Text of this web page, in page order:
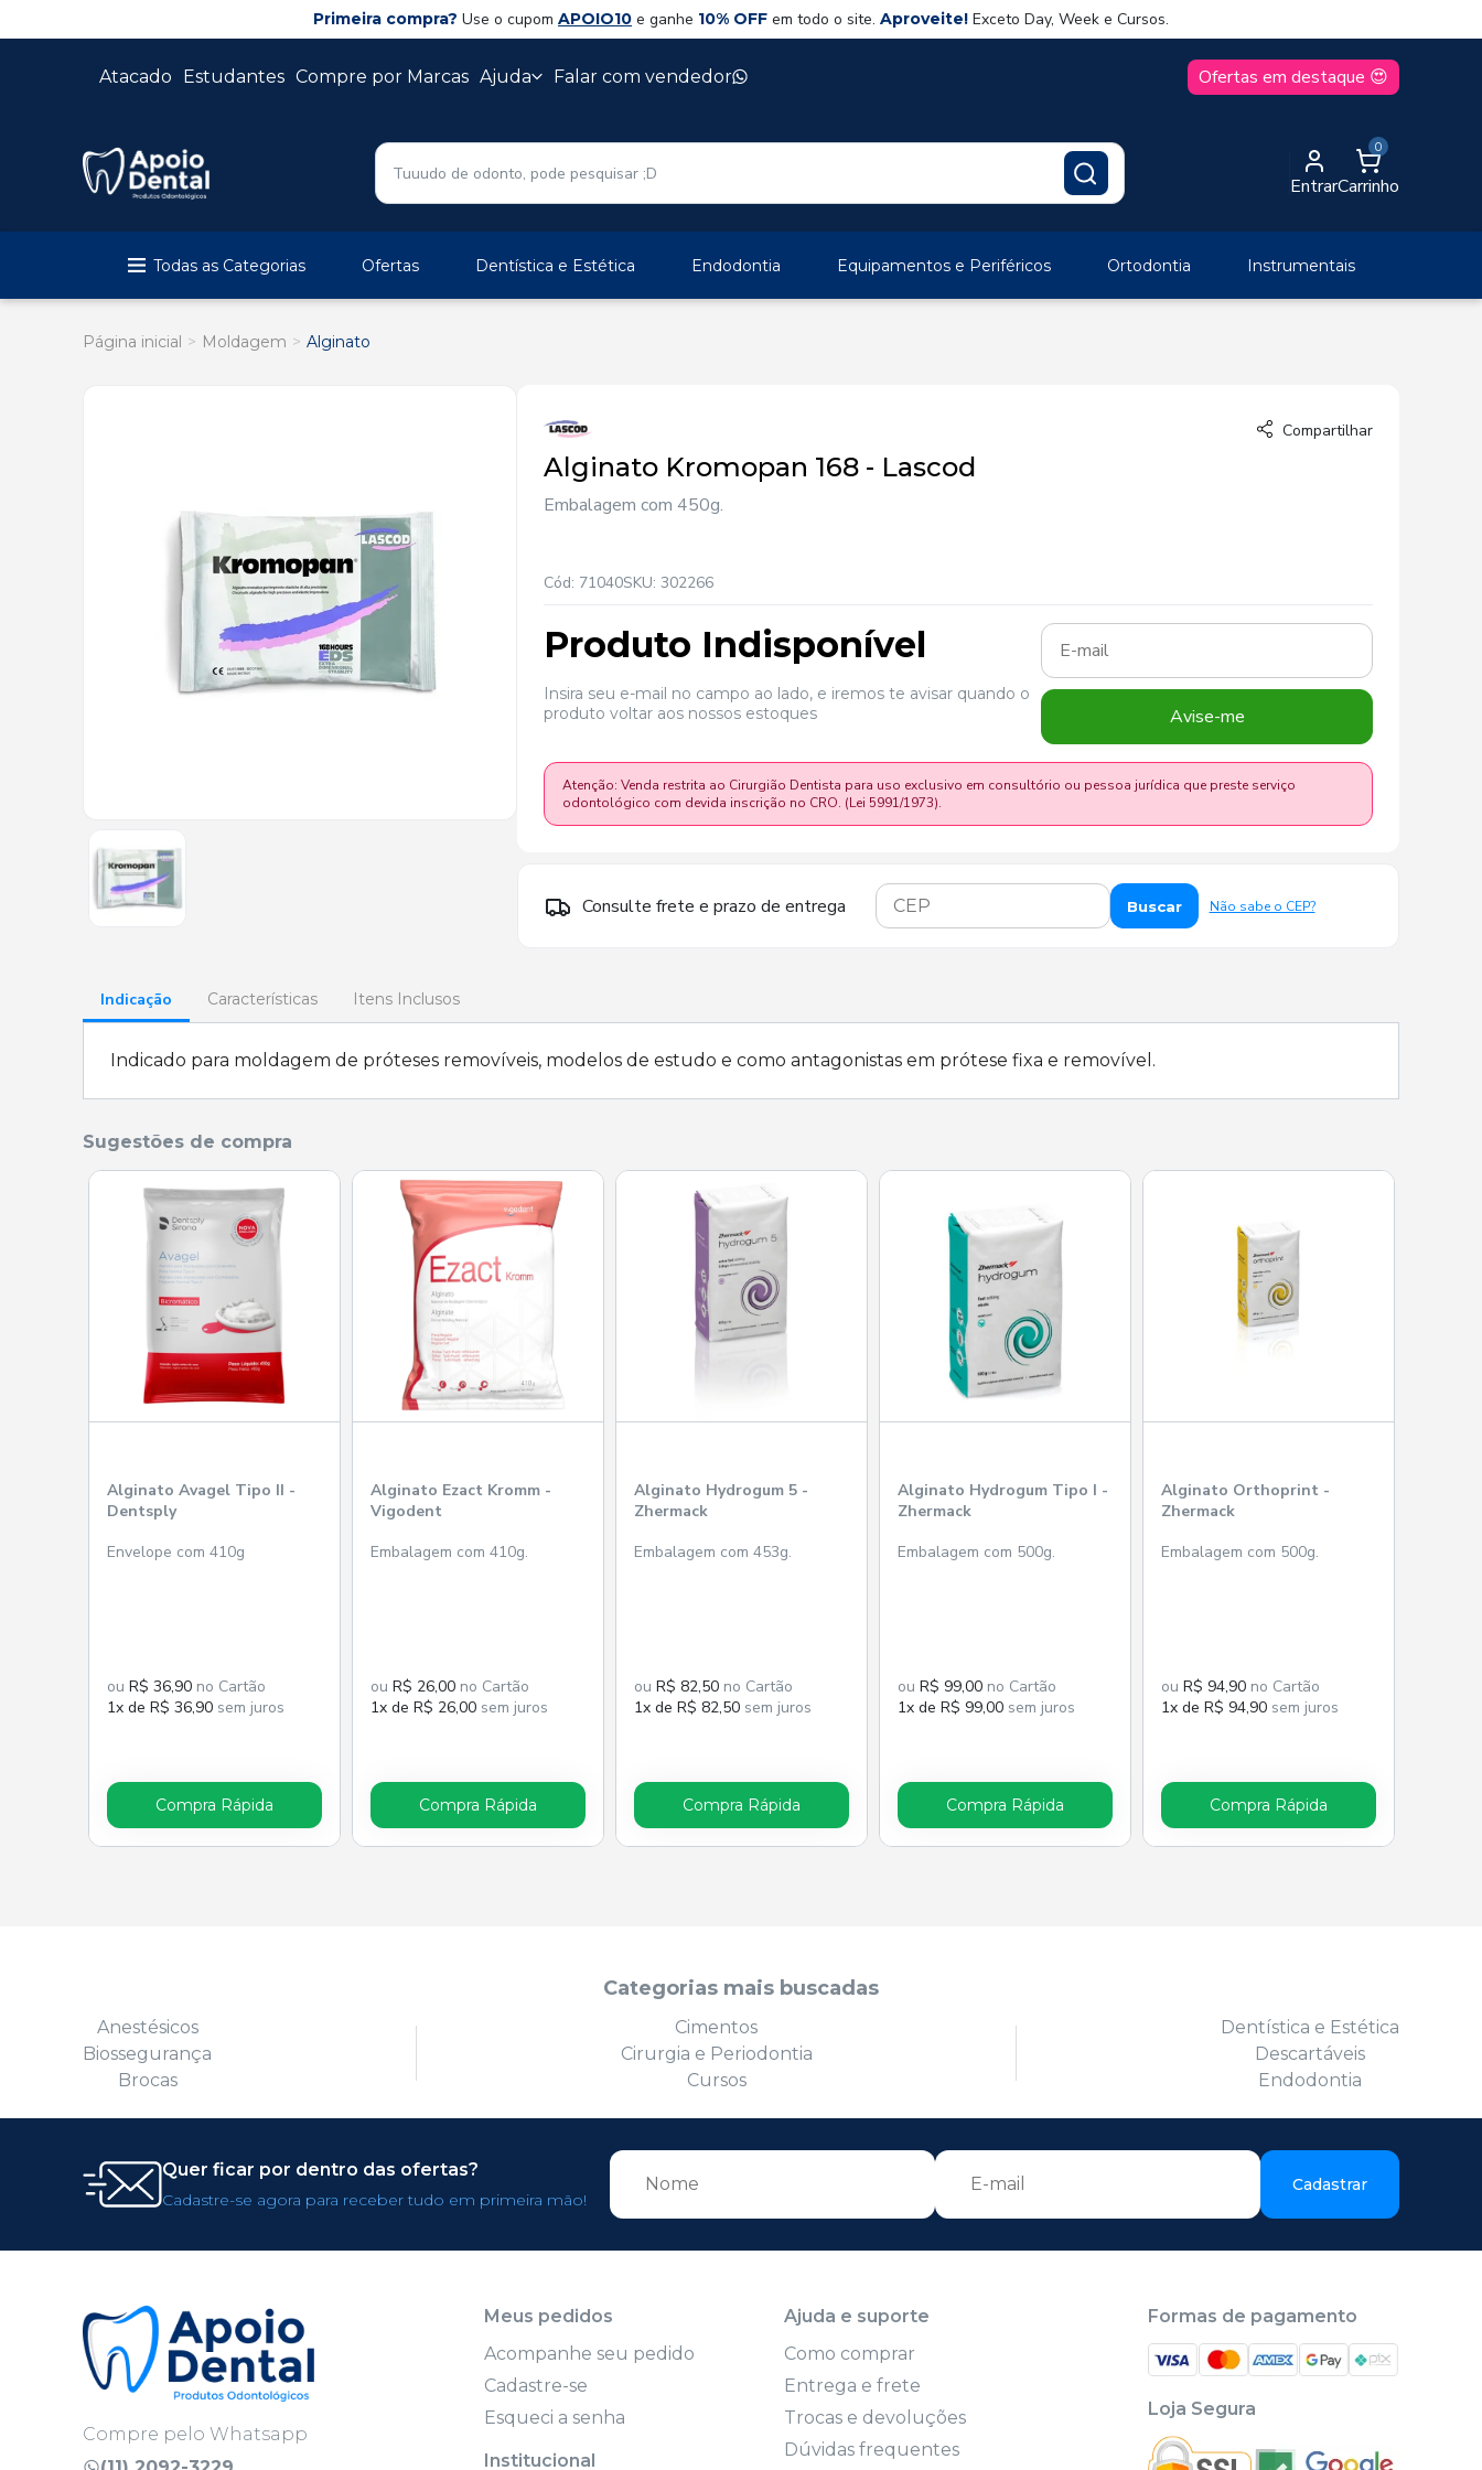
Primeira compra? Use o cupom APOIO10 e ganhe 10% OFF em todo o site. Aproveite! Exceto Day, Week e Cursos.
Atacado Estudantes Compre por Marcas Ajuda Falar com vendedor Ofertas em destaque 😍
Entrar
0
Carrinho
Todas as Categorias Ofertas Dentística e Estética Endodontia Equipamentos e Periféricos Ortodontia Instrumentais
Página inicial Moldagem Alginato
Compartilhar
Alginato Kromopan 168 - Lascod
Embalagem com 450g.
Cód: 71040SKU: 302266
Produto Indisponível
Insira seu e-mail no campo ao lado, e iremos te avisar quando o
produto voltar aos nossos estoques
Avise-me
Atenção: Venda restrita ao Cirurgião Dentista para uso exclusivo em consultório ou pessoa jurídica que preste serviço
odontológico com devida inscrição no CRO. (Lei 5991/1973).
Consulte frete e prazo de entrega Buscar Não sabe o CEP?
Indicação Características Itens Inclusos
Indicado para moldagem de próteses removíveis, modelos de estudo e como antagonistas em prótese fixa e removível.
Sugestões de compra
Alginato Avagel Tipo II -
Dentsply
Envelope com 410g
ou R$ 36,90 no Cartão
1x de R$ 36,90 sem juros
Compra Rápida
Alginato Ezact Kromm -
Vigodent
Embalagem com 410g.
ou R$ 26,00 no Cartão
1x de R$ 26,00 sem juros
Compra Rápida
Alginato Hydrogum 5 -
Zhermack
Embalagem com 453g.
ou R$ 82,50 no Cartão
1x de R$ 82,50 sem juros
Compra Rápida
Alginato Hydrogum Tipo I -
Zhermack
Embalagem com 500g.
ou R$ 99,00 no Cartão
1x de R$ 99,00 sem juros
Compra Rápida
Alginato Orthoprint -
Zhermack
Embalagem com 500g.
ou R$ 94,90 no Cartão
1x de R$ 94,90 sem juros
Compra Rápida
Categorias mais buscadas
Anestésicos
Biossegurança
Brocas
Cimentos
Cirurgia e Periodontia
Cursos
Dentística e Estética
Descartáveis
Endodontia
Quer ficar por dentro das ofertas?
Cadastre-se agora para receber tudo em primeira mão!
Cadastrar
Compre pelo Whatsapp
Meus pedidos
Acompanhe seu pedido
Cadastre-se
Esqueci a senha
Institucional
Ajuda e suporte
Como comprar
Entrega e frete
Trocas e devoluções
Dúvidas frequentes
Formas de pagamento
Loja Segura